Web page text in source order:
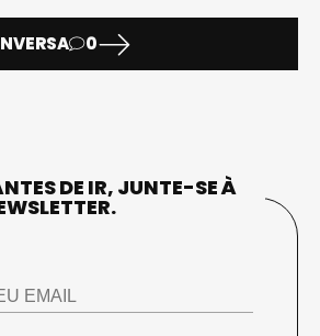
0
DE IR, JUNTE-SE À